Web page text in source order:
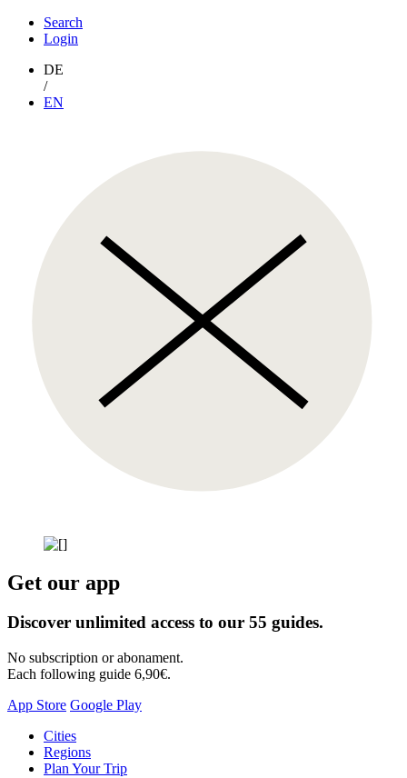
Search
Login
DE
/
EN
Get our app
Discover unlimited access to our 55 guides.
No subscription or abonament.
Each following guide 6,90€.
App Store Google Play
Skip
content
Cities
Regions
Plan Your Trip